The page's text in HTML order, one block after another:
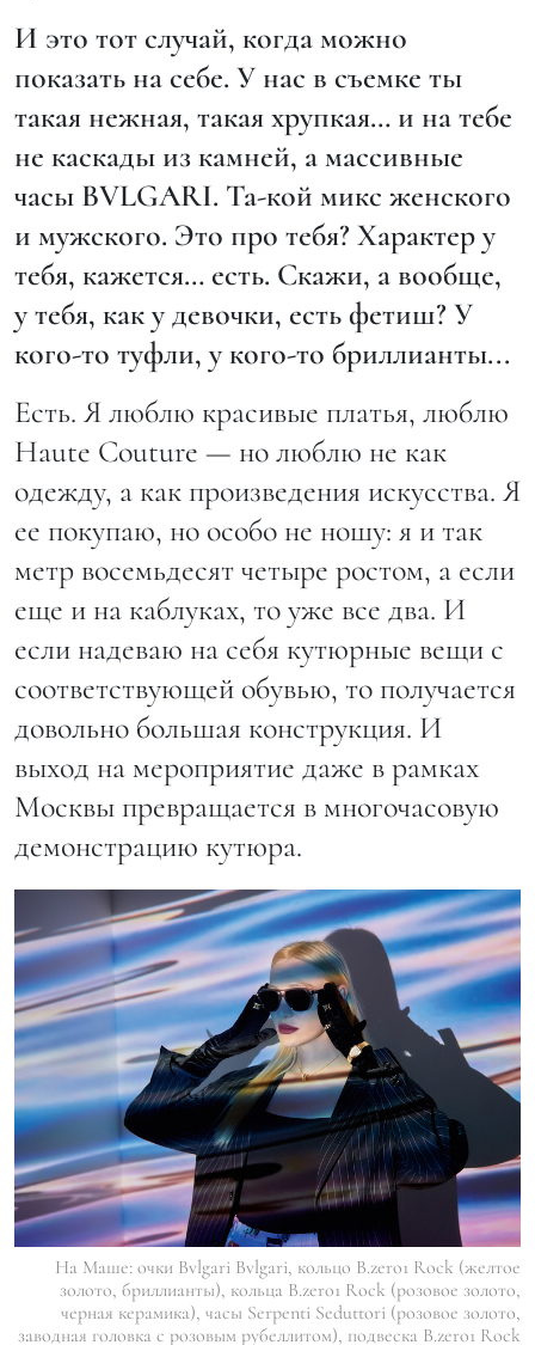
И это тот случай, когда можно
показать на себе. У нас в съемке ты
такая нежная, такая хрупкая… и на тебе
не каскады из камней, а массивные
часы BVLGARI. Та-кой микс женского
и мужского. Это про тебя? Характер у
тебя, кажется… есть. Скажи, а вообще,
у тебя, как у девочки, есть фетиш? У
кого-то туфли, у кого-то бриллианты...
Есть. Я люблю красивые платья, люблю
Haute Couture — но люблю не как
одежду, а как произведения искусства. Я
ее покупаю, но особо не ношу: я и так
метр восемьдесят четыре ростом, а если
еще и на каблуках, то уже все два. И
если надеваю на себя кутюрные вещи с
соответствующей обувью, то получается
довольно большая конструкция. И
выход на мероприятие даже в рамках
Москвы превращается в многочасовую
демонстрацию кутюра.
На Маше: очки Bvlgari Bvlgari, кольцо B.zero1 Rock (желтое
золото, бриллианты), кольца B.zero1 Rock (розовое золото,
черная керамика), часы Serpenti Seduttori (розовое золото,
заводная головка с розовым рубеллитом), подвеска B.zero1 Rock